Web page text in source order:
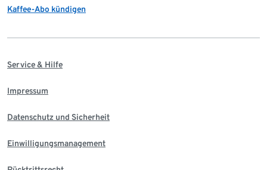
Kaffee-Abo kündigen
Service & Hilfe
Impressum
Datenschutz und Sicherheit
Einwilligungsmanagement